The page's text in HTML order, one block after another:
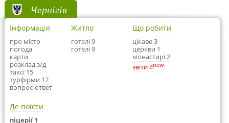
Чернігів
Інформація
про місто
погода
карти
розклад з/д
таксі 15
турфірми 17
вопрос-ответ
Житло
готелі 9
готелі 9
Що робити
цікаве 3
церкви 1
монастирі 2
звіти 4new
Де поїсти
піцерії 1